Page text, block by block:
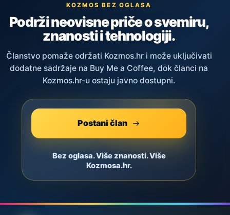
KOZMOS BEZ OGLASA
Podrži neovisne priče o svemiru,
znanosti i tehnologiji.
Članstvo pomaže održati Kozmos.hr i može uključivati
dodatne sadržaje na Buy Me a Coffee, dok članci na
Kozmos.hr-u ostaju javno dostupni.
Postani član
Bez oglasa. Više znanosti. Više
Kozmosa.hr.